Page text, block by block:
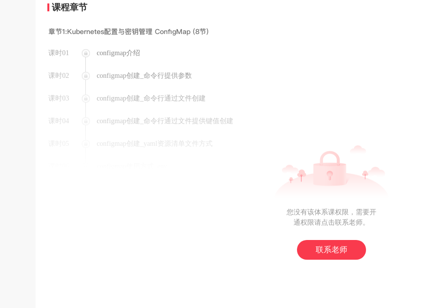
课程章节
章节1:Kubernetes配置与密钥管理 ConfigMap (8节)
课时01 configmap介绍
课时02 configmap创建_命令行提供参数
课时03 configmap创建_命令行通过文件创建
课时04 configmap创建_命令行通过文件提供键值创建
configmap创建_yaml资源清单文件方式
您没有该体系课权限，需要开
通权限请点击联系老师。
联系老师